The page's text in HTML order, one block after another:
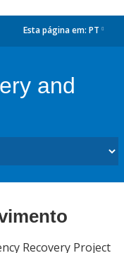
Esta página em: PT
and
Recovery Project